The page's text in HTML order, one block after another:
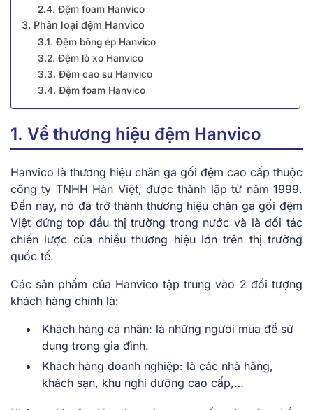
2.4. Đệm foam Hanvico
3. Phân loại đệm Hanvico
3.1. Đệm bông ép Hanvico
3.2. Đệm lò xo Hanvico
3.3. Đệm cao su Hanvico
3.4. Đệm foam Hanvico
1. Về thương hiệu đệm Hanvico
Hanvico là thương hiệu chăn ga gối đệm cao cấp thuộc
công ty TNHH Hàn Việt, được thành lập từ năm 1999.
Đến nay, nó đã trở thành thương hiệu chăn ga gối đệm
Việt đứng top đầu thị trường trong nước và là đối tác
chiến lược của nhiều thương hiệu lớn trên thị trường
quốc tế.
Các sản phẩm của Hanvico tập trung vào 2 đối tượng
khách hàng chính là:
Khách hàng cá nhân: là những người mua để sử
dụng trong gia đình.
Khách hàng doanh nghiệp: là các nhà hàng,
khách sạn, khu nghỉ dưỡng cao cấp,…